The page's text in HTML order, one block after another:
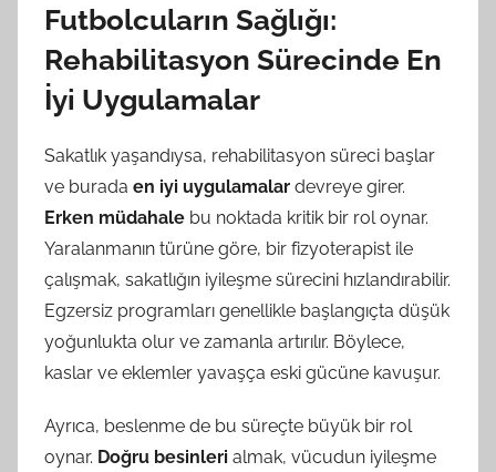
Futbolcuların Sağlığı:
Rehabilitasyon Sürecinde En
İyi Uygulamalar
Sakatlık yaşandıysa, rehabilitasyon süreci başlar
ve burada en iyi uygulamalar devreye girer.
Erken müdahale bu noktada kritik bir rol oynar.
Yaralanmanın türüne göre, bir fizyoterapist ile
çalışmak, sakatlığın iyileşme sürecini hızlandırabilir.
Egzersiz programları genellikle başlangıçta düşük
yoğunlukta olur ve zamanla artırılır. Böylece,
kaslar ve eklemler yavaşça eski gücüne kavuşur.
Ayrıca, beslenme de bu süreçte büyük bir rol
oynar. Doğru besinleri almak, vücudun iyileşme